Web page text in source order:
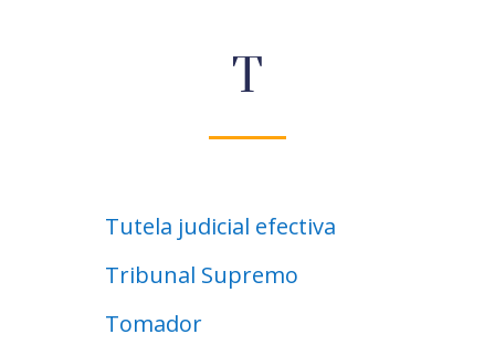
T
Tutela judicial efectiva
Tribunal Supremo
Tomador